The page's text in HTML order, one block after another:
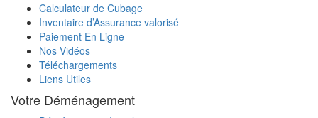
Calculateur de Cubage
Inventaire d’Assurance valorisé
Paiement En Ligne
Nos Vidéos
Téléchargements
Liens Utiles
Votre Déménagement